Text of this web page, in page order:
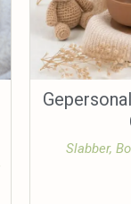
Slabber,